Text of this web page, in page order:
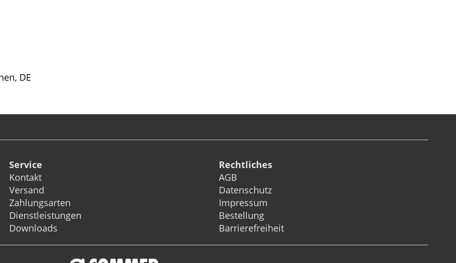
DE
Service
Kontakt
Versand
Zahlungsarten
Dienstleistungen
Downloads
Rechtliches
AGB
Datenschutz
Impressum
Bestellung
Barrierefreiheit